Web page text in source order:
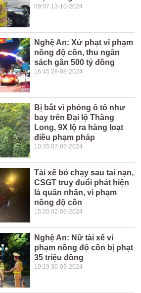
09:07 13-10-2024
Nghệ An: Xử phạt vi phạm
nồng độ cồn, thu ngân
sách gần 500 tỷ đồng
16:45 28-08-2024
Bị bắt vì phóng ô tô như
bay trên Đại lộ Thăng
Long, 9X lộ ra hàng loạt
điều phạm pháp
10:35 07-07-2024
Tài xế bỏ chạy sau tai nạn,
CSGT truy đuổi phát hiện
là quân nhân, vi phạm
nồng độ cồn
15:20 02-06-2024
Nghệ An: Nữ tài xế vi
phạm nồng độ cồn bị phạt
35 triệu đồng
19:19 30-03-2024